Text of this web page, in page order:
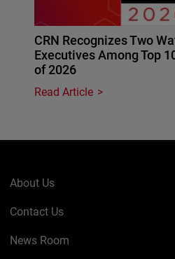
CRN Recognizes Two
Executives Among Top
of 2026
Read Article
About Us
Contact Us
News Room